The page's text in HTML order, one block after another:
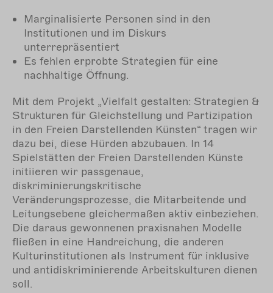
Marginalisierte Personen sind in den
Institutionen und im Diskurs
unterrepräsentiert
Es fehlen erprobte Strategien für eine
nachhaltige Öffnung.
Mit dem Projekt „Vielfalt gestalten: Strategien &
Strukturen für Gleichstellung und Partizipation
in den Freien Darstellenden Künsten“ tragen wir
dazu bei, diese Hürden abzubauen. In 14
Spielstätten der Freien Darstellenden Künste
initiieren wir passgenaue,
diskriminierungskritische
Veränderungsprozesse, die Mitarbeitende und
Leitungsebene gleichermaßen aktiv einbeziehen.
Die daraus gewonnenen praxisnahen Modelle
fließen in eine Handreichung, die anderen
Kulturinstitutionen als Instrument für inklusive
und antidiskriminierende Arbeitskulturen dienen
soll.